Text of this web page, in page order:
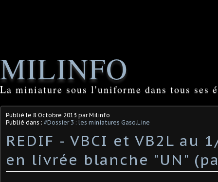
MILINFO
La miniature sous l'uniforme dans tous ses
Publié le 8 Octobre 2013 par Milinfo
Publié dans : #Dossier 3 : les miniatures Gaso.Line
REDIF - VBCI et VB2L au
en livrée blanche "UN"